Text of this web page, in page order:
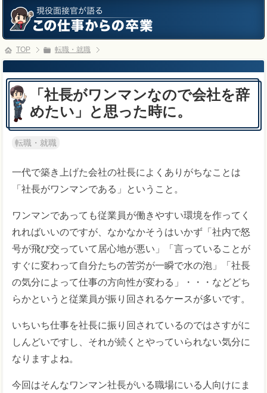
TOP 転職・就職
「社長がワンマンなので会社を辞
めたい」と思った時に。
転職・就職
一代で築き上げた会社の社長によくありがちなことは
「社長がワンマンである」ということ。
ワンマンであっても従業員が働きやすい環境を作ってく
れればいいのですが、なかなかそうはいかず「社内で怒
号が飛び交っていて居心地が悪い」「言っていることが
すぐに変わって自分たちの苦労が一瞬で水の泡」「社長
の気分によって仕事の方向性が変わる」・・・などどち
らかというと従業員が振り回されるケースが多いです。
いちいち仕事を社長に振り回されているのではさすがに
しんどいですし、それが続くとやっていられない気分に
なりますよね。
今回はそんなワンマン社長がいる職場にいる人向けにま